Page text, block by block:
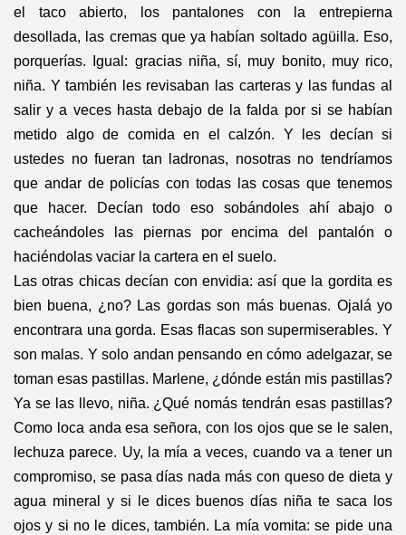
el taco abierto, los pantalones con la entrepierna
desollada, las cremas que ya habían soltado agüilla. Eso,
porquerías. Igual: gracias niña, sí, muy bonito, muy rico,
niña. Y también les revisaban las carteras y las fundas al
salir y a veces hasta debajo de la falda por si se habían
metido algo de comida en el calzón. Y les decían si
ustedes no fueran tan ladronas, nosotras no tendríamos
que andar de policías con todas las cosas que tenemos
que hacer. Decían todo eso sobándoles ahí abajo o
cacheándoles las piernas por encima del pantalón o
haciéndolas vaciar la cartera en el suelo.
Las otras chicas decían con envidia: así que la gordita es
bien buena, ¿no? Las gordas son más buenas. Ojalá yo
encontrara una gorda. Esas flacas son supermiserables. Y
son malas. Y solo andan pensando en cómo adelgazar, se
toman esas pastillas. Marlene, ¿dónde están mis pastillas?
Ya se las llevo, niña. ¿Qué nomás tendrán esas pastillas?
Como loca anda esa señora, con los ojos que se le salen,
lechuza parece. Uy, la mía a veces, cuando va a tener un
compromiso, se pasa días nada más con queso de dieta y
agua mineral y si le dices buenos días niña te saca los
ojos y si no le dices, también. La mía vomita: se pide una